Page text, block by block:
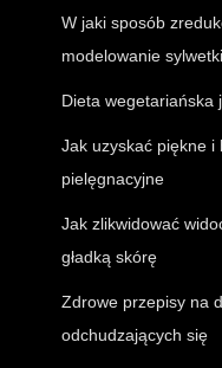
W jaki sposób
modelowanie
Dieta wegetariańska
Jak uzyskać piękne i
pielęgnacyjne
Jak zlikwidować
gładką skórę
Zdrowe przepisy na
odchudzających się